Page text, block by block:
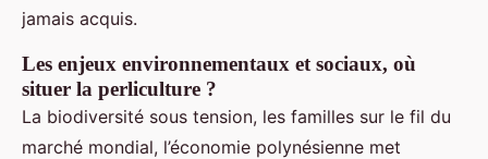
jamais acquis.
Les enjeux environnementaux et sociaux, où
situer la perliculture ?
La biodiversité sous tension, les familles sur le fil du
marché mondial, l’économie polynésienne met